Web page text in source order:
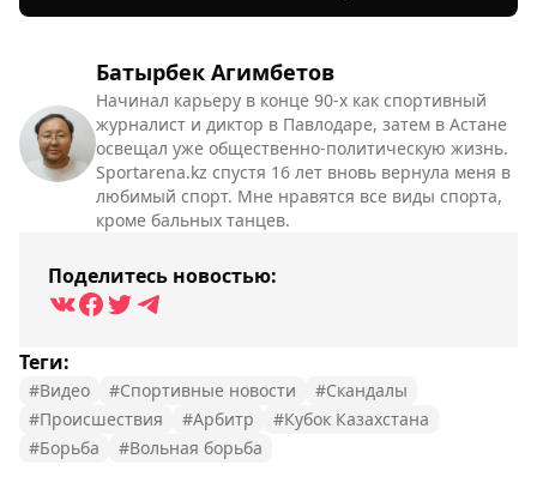
Батырбек Агимбетов
Начинал карьеру в конце 90-х как спортивный
журналист и диктор в Павлодаре, затем в Астане
освещал уже общественно-политическую жизнь.
Sportarena.kz спустя 16 лет вновь вернула меня в
любимый спорт. Мне нравятся все виды спорта,
кроме бальных танцев.
Поделитесь новостью:
Теги:
#Видео #Спортивные новости
#Скандалы
#Происшествия
#Арбитр
#Кубок Казахстана
#Борьба
#Вольная борьба